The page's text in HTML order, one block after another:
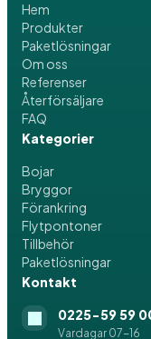
Hem
Produkter
Paketlösningar
Om oss
Referenser
Återförsäljare
FAQ
Kategorier
Bojar
Bryggor
Förankring
Flytpontoner
Tillbehör
Paketlösningar
Kontakt
0225-59 59
Vardagar 07-16